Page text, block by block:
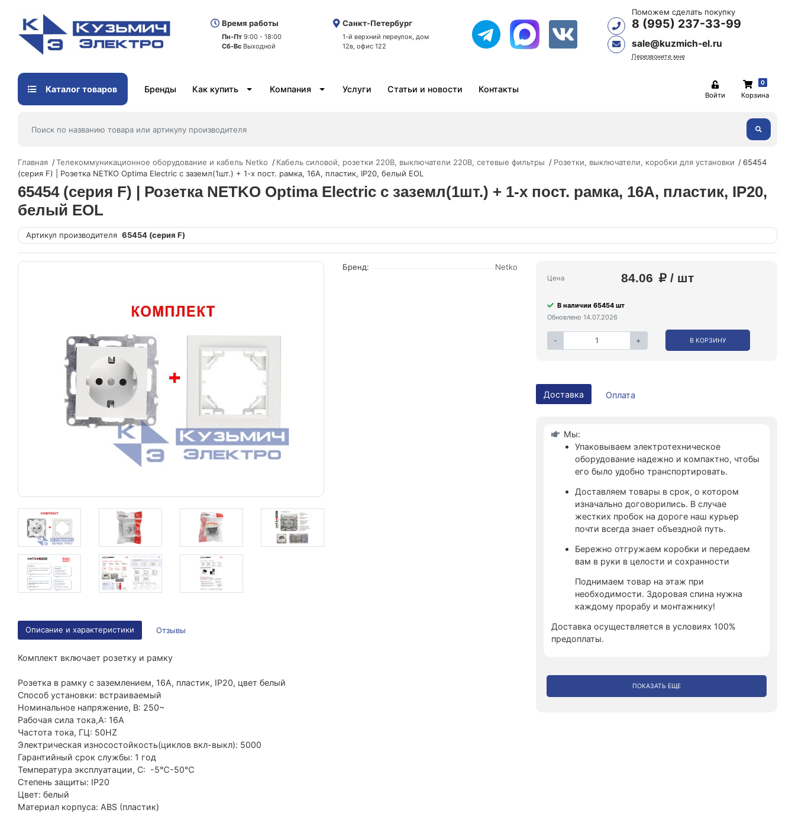
Время работы
Пн-Пт 9:00 - 18:00
Сб-Вс Выходной
Санкт-Петербург
1-й верхний переулок, дом
12в, офис 122
Поможем сделать покупку
8 (995) 237-33-99
sale@kuzmich-el.ru
Перезвоните мне
Каталог товаров Бренды Как купить Компания Услуги Статьи и новости Контакты
Войти
0
Корзина
Главная Телекоммуникационное оборудование и кабель Netko Кабель силовой, розетки 220В, выключатели 220В, сетевые фильтры Розетки, выключатели, коробки для установки
65454
(серия F) | Розетка NETKO Optima Electric с заземл(1шт.) + 1-х пост. рамка, 16А, пластик, IP20, белый EOL
65454 (серия F) | Розетка NETKO Optima Electric с заземл(1шт.) + 1-х пост. рамка, 16А, пластик, IP20,
белый EOL
Артикул производителя 65454 (серия F)
Бренд: Netko
Цена 84.06 / шт
В наличии 65454 шт
Обновлено 14.07.2026
- + В КОРЗИНУ
Доставка Оплата
Мы:
Упаковываем электротехническое
оборудование надежно и компактно, чтобы
его было удобно транспортировать.
Доставляем товары в срок, о котором
изначально договорились. В случае
жестких пробок на дороге наш курьер
почти всегда знает объездной путь.
Бережно отгружаем коробки и передаем
вам в руки в целости и сохранности
Поднимаем товар на этаж при
необходимости. Здоровая спина нужна
каждому прорабу и монтажнику!
Доставка осуществляется в условиях 100%
предоплаты.
ПОКАЗАТЬ ЕЩЕ
Описание и характеристики Отзывы
Комплект включает розетку и рамку
Розетка в рамку с заземлением, 16А, пластик, IP20, цвет белый
Способ установки: встраиваемый
Номинальное напряжение, В: 250~
Рабочая сила тока,A: 16A
Частота тока, ГЦ: 50HZ
Электрическая износостойкость(циклов вкл-выкл): 5000
Гарантийный срок службы: 1 год
Температура эксплуатации, C: -5℃-50℃
Степень защиты: IP20
Цвет: белый
Материал корпуса: ABS (пластик)